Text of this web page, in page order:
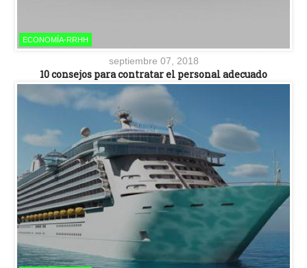
ECONOMÍA-RRHH
septiembre 07, 2018
10 consejos para contratar el personal adecuado